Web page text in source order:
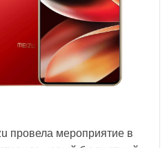
провела мероприятие в